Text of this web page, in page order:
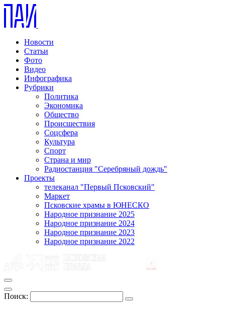
Новости
Статьи
Фото
Видео
Инфографика
Рубрики
Политика
Экономика
Общество
Происшествия
Соцсфера
Культура
Спорт
Страна и мир
Радиостанция "Серебряный дождь"
Проекты
телеканал "Первый Псковский"
Маркет
Псковские храмы в ЮНЕСКО
Народное признание 2025
Народное признание 2024
Народное признание 2023
Народное признание 2022
Поиск: